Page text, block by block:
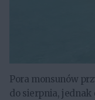
Pora monsunów
do sierpnia, jednak